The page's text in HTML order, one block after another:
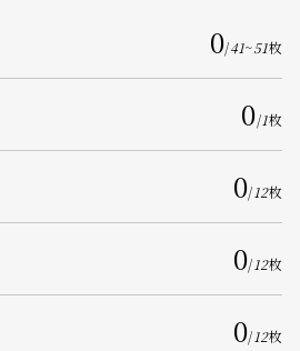
0/41~51枚
0/1枚
0/ 12枚
0/ 12枚
0/ 12枚